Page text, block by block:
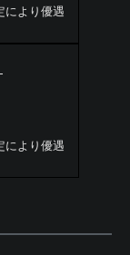
により優遇
により優遇